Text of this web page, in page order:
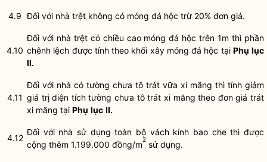
4.9 Đối với nhà trệt không có móng đá hộc trừ 20% đơn giá.
4.10
Đối với nhà trệt có chiều cao móng đá hộc trên 1m thì phần
chênh lệch được tính theo khối xây móng đá hộc tại Phụ lục
II.
4.11
Đối với nhà có tường chưa tô trát vữa xi măng thì tính giảm
giá trị diện tích tường chưa tô trát xi măng theo đơn giá trát
xi măng tại Phụ lục II.
4.12
Đối với nhà sử dụng toàn bộ vách kính bao che thì được
cộng thêm 1.199.000 đồng/m2 sử dụng.